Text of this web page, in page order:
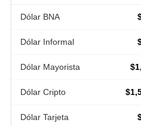
Dólar BNA
Dólar Informal
Dólar Mayorista
Dólar Cripto
Dólar Tarjeta